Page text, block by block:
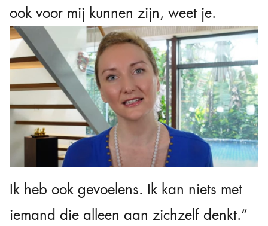
ook voor mij kunnen zijn, weet je.
Ik heb ook gevoelens. Ik kan niets met
iemand die alleen aan zichzelf denkt.”